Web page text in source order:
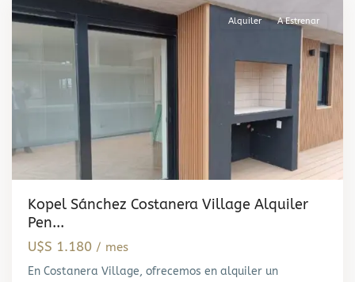
Alquiler A Estrenar
Kopel Sánchez Costanera Village Alquiler
Pen...
U$S 1.180 / mes
En Costanera Village, ofrecemos en alquiler un